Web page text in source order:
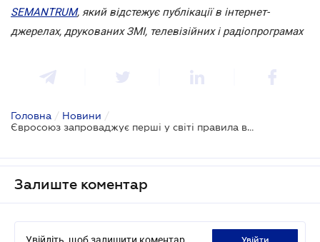
SEMANTRUM, який відстежує публікації в інтернет-
джерелах, друкованих ЗМІ, телевізійних і радіопрограмах
Головна / Новини /
Євросоюз запроваджує перші у світі правила використання дронів
Залиште коментар
Увійдіть, щоб залишити коментар увійти